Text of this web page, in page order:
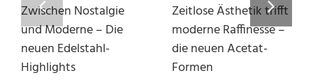
Zwischen Nostalgie
und Moderne – Die
neuen Edelstahl-
Highlights
Zeitlose Ästhetik trifft
moderne Raffinesse –
die neuen Acetat-
Formen